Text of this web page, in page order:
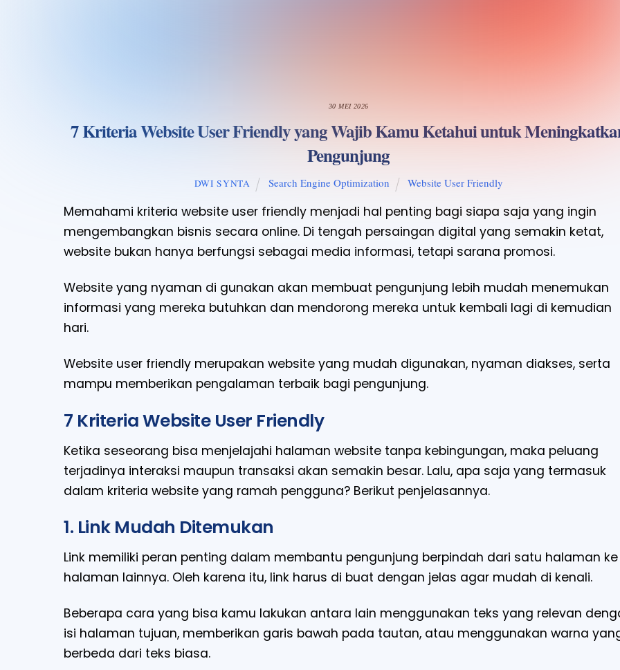
30 MEI 2026
7 Kriteria Website User Friendly yang Wajib Kamu Ketahui untuk
Pengunjung
DWI SYNTA Search Engine Optimization Website User Friendly
Memahami kriteria website user friendly menjadi hal penting bagi siapa saja yang ingin
mengembangkan bisnis secara online. Di tengah persaingan digital yang semakin ketat,
website bukan hanya berfungsi sebagai media informasi, tetapi sarana promosi.
Website yang nyaman di gunakan akan membuat pengunjung lebih mudah menemukan
informasi yang mereka butuhkan dan mendorong mereka untuk kembali lagi di kemudian
hari.
Website user friendly merupakan website yang mudah digunakan, nyaman diakses, serta
mampu memberikan pengalaman terbaik bagi pengunjung.
7 Kriteria Website User Friendly
Ketika seseorang bisa menjelajahi halaman website tanpa kebingungan, maka peluang
terjadinya interaksi maupun transaksi akan semakin besar. Lalu, apa saja yang termasuk
dalam kriteria website yang ramah pengguna? Berikut penjelasannya.
1. Link Mudah Ditemukan
Link memiliki peran penting dalam membantu pengunjung berpindah dari satu halaman ke
halaman lainnya. Oleh karena itu, link harus di buat dengan jelas agar mudah di kenali.
Beberapa cara yang bisa kamu lakukan antara lain menggunakan teks yang relevan
isi halaman tujuan, memberikan garis bawah pada tautan, atau menggunakan warna
berbeda dari teks biasa.